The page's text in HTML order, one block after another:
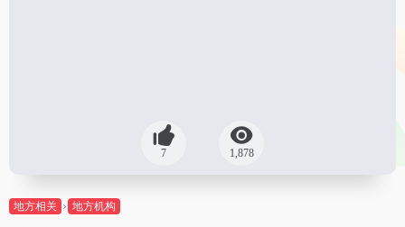
7 1,878
地方相关 地方机构